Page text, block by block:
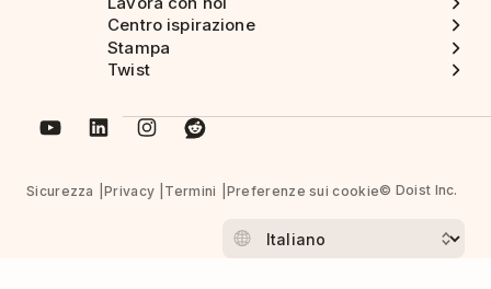
Centro ispirazione
Stampa
Twist
Sicurezza Privacy Termini Preferenze sui cookie© Doist Inc.